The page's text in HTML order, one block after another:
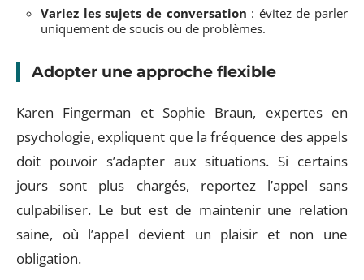
Variez les sujets de conversation : évitez de parler
uniquement de soucis ou de problèmes.
Adopter une approche flexible
Karen Fingerman et Sophie Braun, expertes en
psychologie, expliquent que la fréquence des appels
doit pouvoir s’adapter aux situations. Si certains
jours sont plus chargés, reportez l’appel sans
culpabiliser. Le but est de maintenir une relation
saine, où l’appel devient un plaisir et non une
obligation.